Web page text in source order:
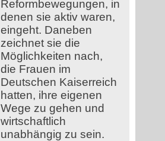
Reformbewegungen, in
denen sie aktiv waren,
eingeht. Daneben
zeichnet sie die
Möglichkeiten nach,
die Frauen im
Deutschen Kaiserreich
hatten, ihre eigenen
Wege zu gehen und
wirtschaftlich
unabhängig zu sein.